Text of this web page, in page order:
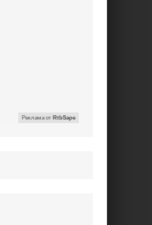
Реклама от RtbSape